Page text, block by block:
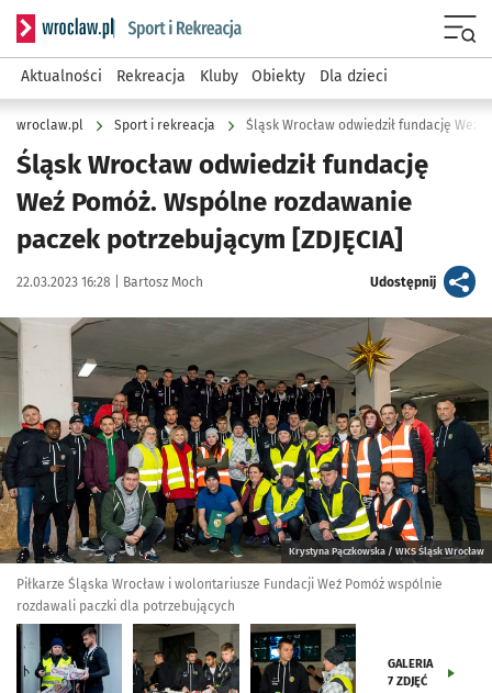
Serwis informacyjny wroclaw.pl podserwis: Sport i rekreacja
Aktualności Rekreacja Kluby Obiekty Dla dzieci
wroclaw.pl Sport i rekreacja
Śląsk Wrocław odwiedził fundację
Weź Pomóż. Wspólne rozdawanie
paczek potrzebującym [ZDJĘCIA]
Data publikacji:
22.03.2023 16:28 | Autor:
Bartosz Moch Udostępnijartykuł
Kliknij, aby zobaczyć galerię
Krystyna Pączkowska / WKS Śląsk Wrocław
Piłkarze Śląska Wrocław i wolontariusze Fundacji Weź Pomóż wspólnie
rozdawali paczki dla potrzebujących
GALERIA
7 ZDJĘĆ